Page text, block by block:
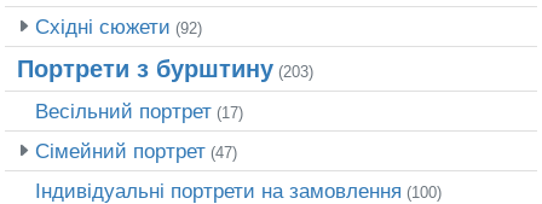
Східні сюжети (92)
Портрети з бурштину (203)
Весільний портрет (17)
Сімейний портрет (47)
Індивідуальні портрети на замовлення (100)